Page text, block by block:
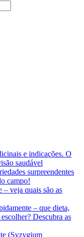
e indicações. O
saudável
surpreendentes
campo!
– veja quais são as
– que dieta,
Descubra as
(Syzygium